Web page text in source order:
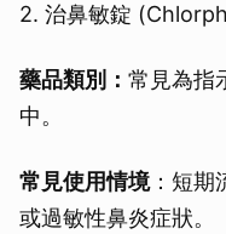
2. 治鼻敏錠
藥品類別： 常見為指
中。
常見使用情境：短期
或過敏性鼻炎症狀。